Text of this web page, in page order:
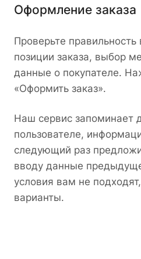
Оформление заказа
Проверьте
позиции заказа, выбор
данные о покупателе.
«Оформить заказ».
Наш сервис запоминает
пользователе,
следующий раз
вводу данные
условия вам не
варианты.